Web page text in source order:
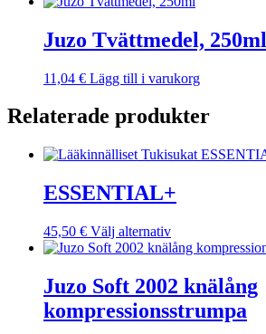
har
flera
De
alternativen
väljas
på
Juzo Tvättmedel, 250ml
11,04 € Lägg till i varukorg
Relaterade produkter
ESSENTIAL+
45,50 € Välj alternativDen
här
har
flera
varianter.
Juzo Soft 2002 knälång
kompressionsstrumpa